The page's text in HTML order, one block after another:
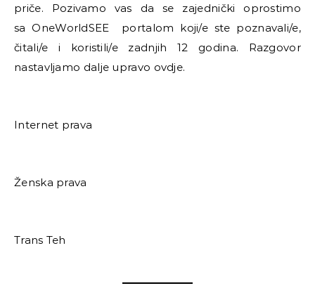
priče. Pozivamo vas da se zajednički oprostimo
sa OneWorldSEE portalom koji/e ste poznavali/e,
čitali/e i koristili/e zadnjih 12 godina. Razgovor
nastavljamo dalje upravo ovdje.
Internet prava
Ženska prava
Trans Teh